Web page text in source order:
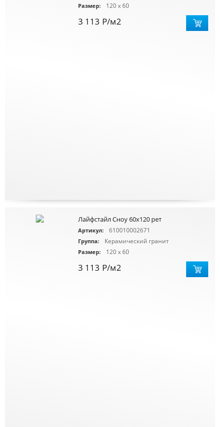
Размер: 120 x 60
3 113 Р/м2
Лайфстайл Сноу 60х120 рет
Артикул: 610010002671
Группа: Керамический гранит
Размер: 120 x 60
3 113 Р/м2